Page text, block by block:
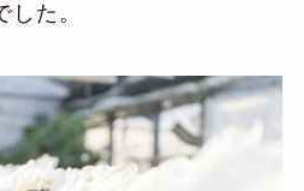
した。